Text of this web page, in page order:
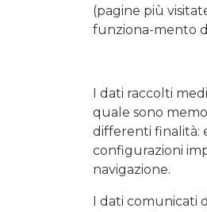
(pagine più
funziona-mento
I dati raccolti
quale sono
differenti finalità:
configurazioni
navigazione.
I dati comunicati